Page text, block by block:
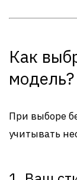
Как
модель?
При выборе
учитывать